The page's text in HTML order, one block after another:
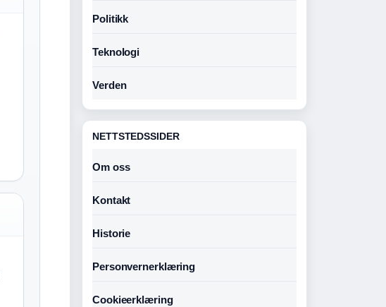
Politikk
Teknologi
Verden
NETTSTEDSSIDER
Om oss
Kontakt
Historie
Personvernerklæring
Cookieerklæring